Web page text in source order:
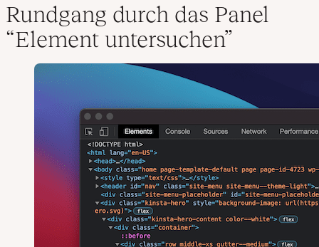
Rundgang durch das Panel
“Element untersuchen”